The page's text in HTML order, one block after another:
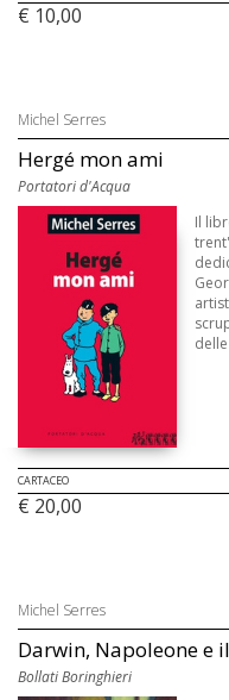
€ 10,00
Michel Serres
Hergé mon ami
Portatori d'Acqua
Il
CARTACEO
€ 20,00
Michel Serres
Darwin, Napoleone e
Bollati Boringhieri